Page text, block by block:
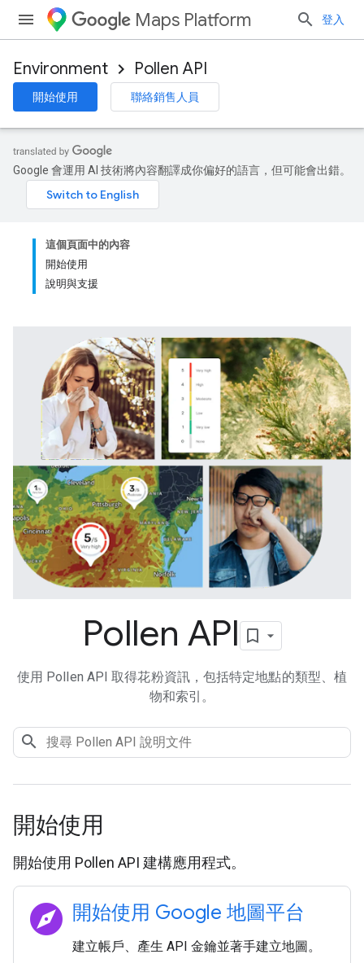
Maps Platform 登入
Environment Pollen API
開始使用 聯絡銷售人員
Google 會運用 AI 技術將內容翻譯成你偏好的語言，但可能會出錯。
這個頁面中的內容
開始使用
說明與支援
Pollen API
使用 Pollen API 取得花粉資訊，包括特定地點的類型、植
物和索引。
開始使用
開始使用 Pollen API 建構應用程式。
explore 開始使用 Google 地圖平台
建立帳戶、產生 API 金鑰並著手建立地圖。